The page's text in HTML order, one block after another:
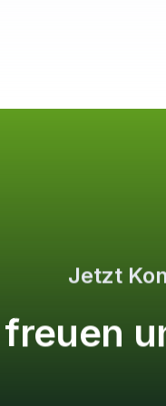
Jetzt